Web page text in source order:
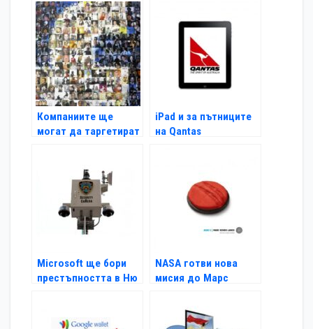
Компаниите ще
могат да таргетират
iPad и за пътниците
на Qantas
Microsoft ще бори
престъпността в Ню
NASA готви нова
мисия до Марс